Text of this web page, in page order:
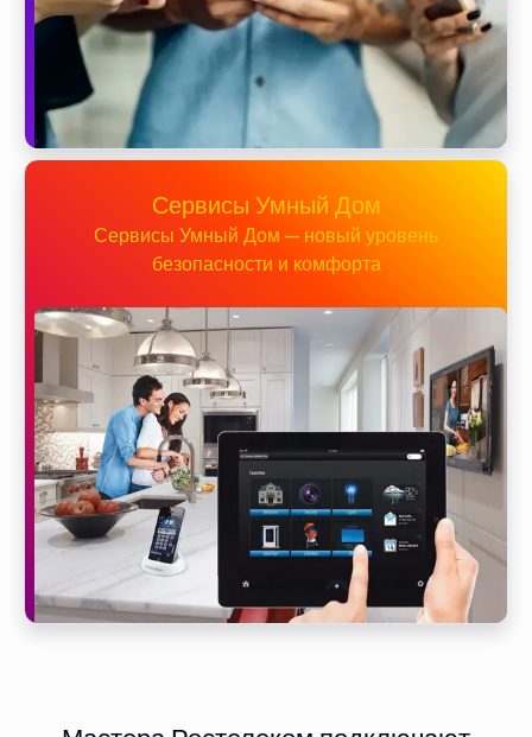
Сервисы Умный Дом
Сервисы Умный Дом — новый уровень
безопасности и комфорта